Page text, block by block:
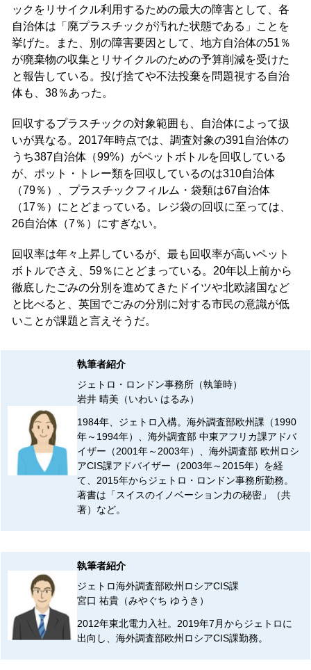
ックをリサイクル利用するための最大の障害として、各
自治体は「廃プラスチックが汚れた状態である」ことを
挙げた。また、別の障害要因として、地方自治体の51％
が廃棄物の収集とリサイクルのための予算削減を受けた
と報告している。投げ捨てや不法投棄を問題視する自治
体も、38％あった。
回収するプラスチックの対象範囲も、自治体によって扱
いが異なる。2017年時点では、調査対象の391自治体の
うち387自治体（99%）がペットボトルを回収している
が、ポット・トレー類を回収しているのは310自治体
（79％）、プラスチックフィルム・袋類は67自治体
（17％）にとどまっている。レジ袋の回収に至っては、
26自治体（7％）にすぎない。
回収率は年々上昇しているが、最も回収率が高いペット
ボトルでさえ、59％にとどまっている。20年以上前から
徹底したごみの分別を進めてきたドイツや北欧諸国など
と比べると、英国でごみの分別に対する市民の意識が低
いことが課題と言えそうだ。
執筆者紹介
ジェトロ・ロンドン事務所（執筆時）
岩井 晴美（いわい はるみ）
1984年、ジェトロ入構。海外調査部欧州課（1990
年～1994年）、海外調査部 中東アフリカ課アドバ
イザー（2001年～2003年）、海外調査部 欧州ロシ
アCIS課アドバイザー（2003年～2015年）を経
て、2015年からジェトロ・ロンドン事務所勤務。
著書は「スイスのイノベーション力の秘密」（共
著）など。
執筆者紹介
ジェトロ海外調査部欧州ロシアCIS課
宮口 祐貴（みやぐち ゆうき）
2012年東北電力入社。2019年7月からジェトロに
出向し、海外調査部欧州ロシアCIS課勤務。